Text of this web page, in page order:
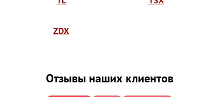
ZDX
Отзывы наших клиентов